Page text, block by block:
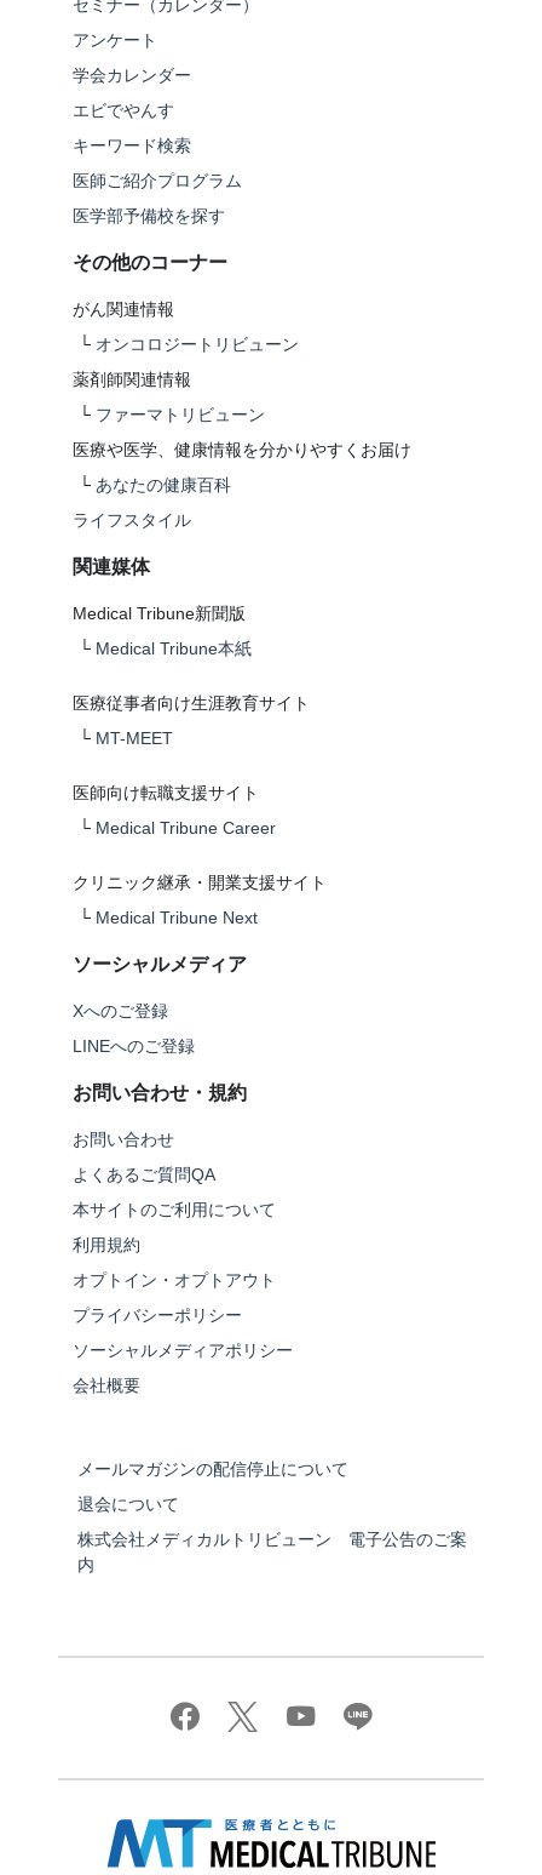
セミナー（カレンダー）
アンケート
学会カレンダー
エビでやんす
キーワード検索
医師ご紹介プログラム
医学部予備校を探す
その他のコーナー
がん関連情報
└ オンコロジートリビューン
薬剤師関連情報
└ ファーマトリビューン
医療や医学、健康情報を分かりやすくお届け
└ あなたの健康百科
ライフスタイル
関連媒体
Medical Tribune新聞版
└ Medical Tribune本紙
医療従事者向け生涯教育サイト
└ MT-MEET
医師向け転職支援サイト
└ Medical Tribune Career
クリニック継承・開業支援サイト
└ Medical Tribune Next
ソーシャルメディア
Xへのご登録
LINEへのご登録
お問い合わせ・規約
お問い合わせ
よくあるご質問QA
本サイトのご利用について
利用規約
オプトイン・オプトアウト
プライバシーポリシー
ソーシャルメディアポリシー
会社概要
メールマガジンの配信停止について
退会について
株式会社メディカルトリビューン 電子公告のご案
内